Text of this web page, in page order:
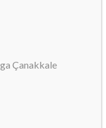
Çanakkale